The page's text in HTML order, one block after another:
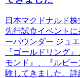
日本マクドナルド
先行試食イベント
ーパウンダー ジュ
『ゴールドリング
モンド』、『ルビ
験してきました。詳